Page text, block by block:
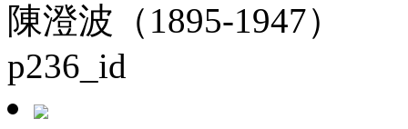
陳澄波（1895-1947）
p236_id